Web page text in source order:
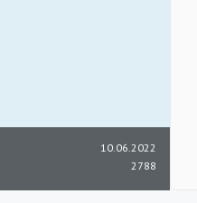
10.06.2022
2788